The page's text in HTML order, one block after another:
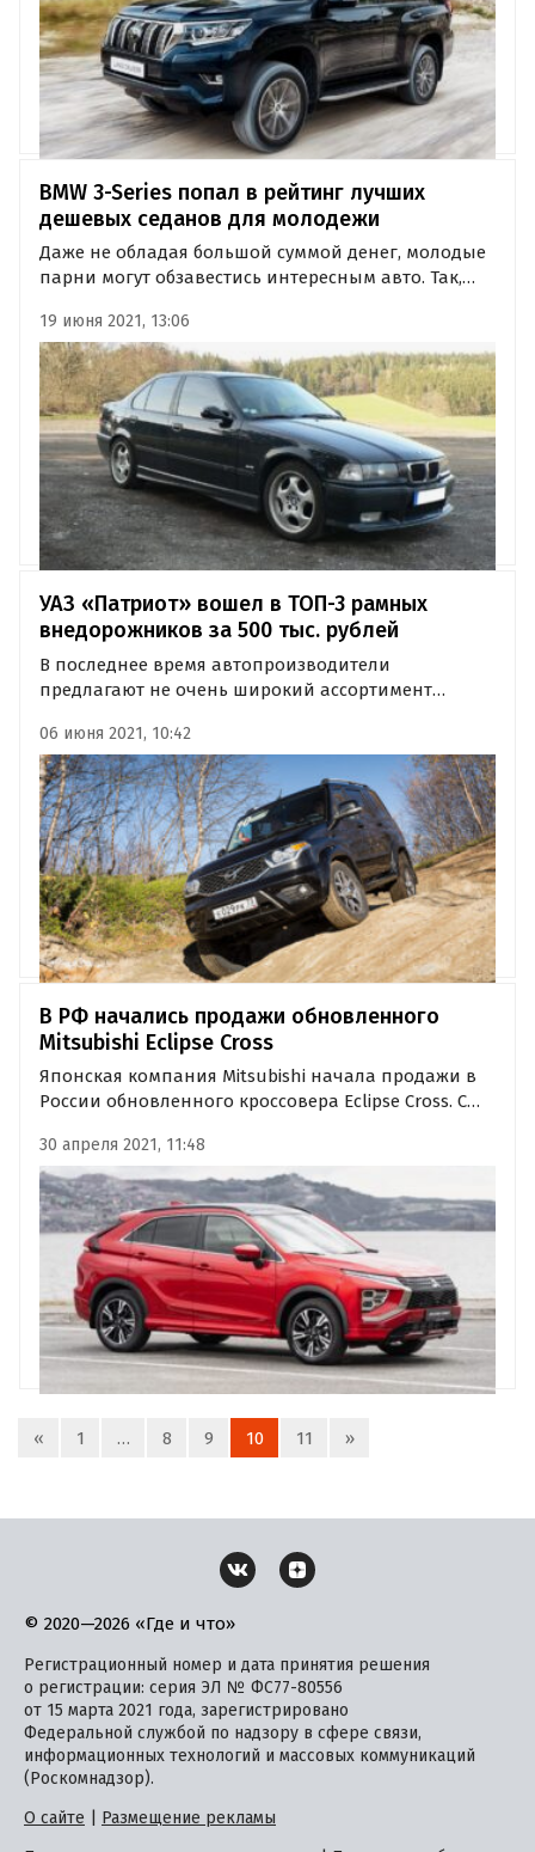
BMW 3-Series попал в рейтинг лучших
дешевых седанов для молодежи
Даже не обладая большой суммой денег, молодые
парни могут обзавестись интересным авто. Так,
недорогих четырехдверок, которые могут
прийтись по душе молодежи.
19 июня 2021, 13:06
УАЗ «Патриот» вошел в ТОП-3 рамных
внедорожников за 500 тыс. рублей
В последнее время автопроизводители
предлагают не очень широкий ассортимент
вторичном рынке таких машин в достатке.
Издание «Где и что» составило ТОП-3
подержанных рамных внедорожников за 500
тысяч рублей.
06 июня 2021, 10:42
В РФ начались продажи обновленного
Mitsubishi Eclipse Cross
Японская компания Mitsubishi начала продажи в
России обновленного кроссовера Eclipse Cross. С
комплектациях с двумя моторами на выбор по
цене от 2 413 000 до 2 753 000 рублей.
30 апреля 2021, 11:48
« 1 … 8 9 10 11 »
© 2020—2026 «Где и что»
Регистрационный номер и дата принятия решения
о регистрации: серия ЭЛ № ФС77-80556
от 15 марта 2021 года, зарегистрировано
Федеральной службой по надзору в сфере связи,
информационных технологий и массовых коммуникаций
(Роскомнадзор).
О сайте
Размещение рекламы